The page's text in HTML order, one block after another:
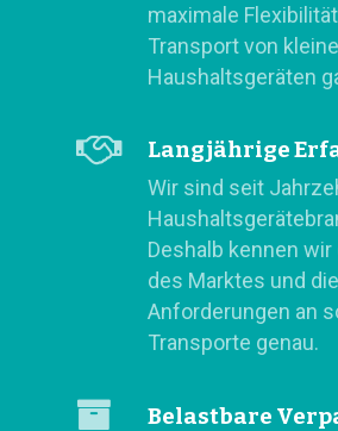
maximale
Transport von
Haushaltsgeräten
Langjährige
Wir sind seit
Deshalb kennen wir
des Marktes und die
Anforderungen an
Transporte genau.
Belastbare